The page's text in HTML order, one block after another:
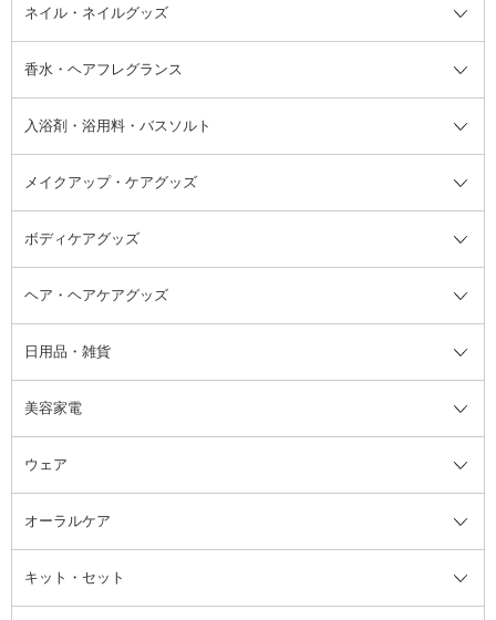
洗い流すパック・マスク
リップクリーム・リップケア
顔用マッサージ料
チーク
ハイライト・シェーディング
バストケア
ネイルケア
脱毛・除毛ケア
ヘアスタイリング剤
頭皮ケア・育毛剤
その他シャンプー・ヘアケア・ヘ
アスタイリング
サンオイル・タンニング
その他日焼け対策・UVケア
デオドラント・制汗剤・汗ケア全
て
フット用デオドラント・制汗剤・
汗ケア
ネイル・ネイルグッズ
ネイル・ネイルグッズ全て
ジェルネイル
リムーバー・除光液
香水・ヘアフレグランス
香水・ヘアフレグランス全て
フレグランスミスト
その他香水・ヘアフレグランス
入浴剤・浴用料・バスソルト
入浴剤・浴用料・バスソルト全て
バスソルト
メイクアップ・ケアグッズ
メイクアップ・ケアグッズ全て
コットン・綿棒
洗顔グッズ
ブラシ・チップ
ツィザー・毛抜き
カミソリ
ファンデーション・パウダーケー
ス
ボディケアグッズ
ボディケアグッズ全て
マッサージ・ボディケアグッズ
かかと・角質ケアグッズ
絆創膏
ヘア・ヘアケアグッズ
ヘア・ヘアケアグッズ全て
ヘアゴム
ヘアバンド
ヘッドマッサージブラシ
日用品・雑貨
日用品・雑貨全て
柔軟剤
ルームフレグランス・ディフュー
ザー
アロマキャンドル
美容家電
美容家電全て
ボディケア美容家電
その他美容家電
ウェア
ウェア全て
レッグウェア
オーラルケア
オーラルケア全て
キット・セット